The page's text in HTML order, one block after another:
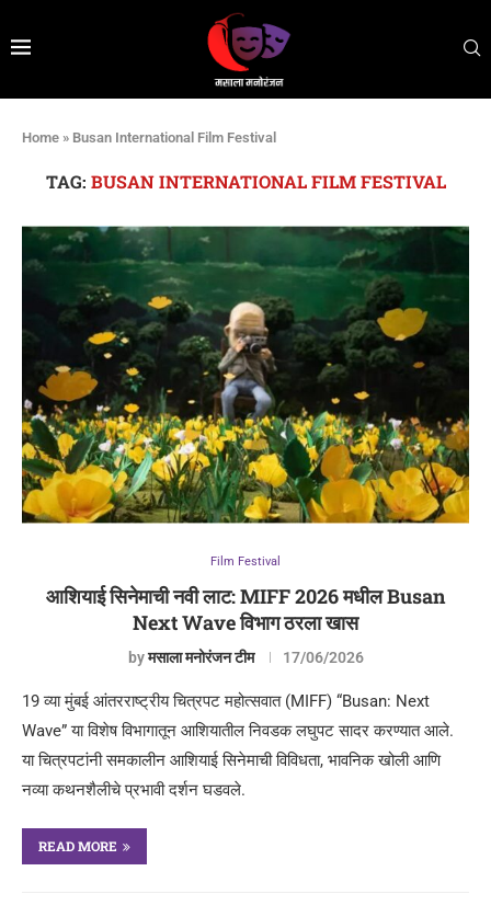
Home » Busan International Film Festival
TAG: BUSAN INTERNATIONAL FILM FESTIVAL
Film Festival
आशियाई सिनेमाची नवी लाट: MIFF 2026 मधील Busan
Next Wave विभाग ठरला खास
byमसाला मनोरंजन टीम 17/06/2026
19 व्या मुंबई आंतरराष्ट्रीय चित्रपट महोत्सवात (MIFF) “Busan: Next
Wave” या विशेष विभागातून आशियातील निवडक लघुपट सादर करण्यात आले.
या चित्रपटांनी समकालीन आशियाई सिनेमाची विविधता, भावनिक खोली आणि
नव्या कथनशैलीचे प्रभावी दर्शन घडवले.
READ MORE